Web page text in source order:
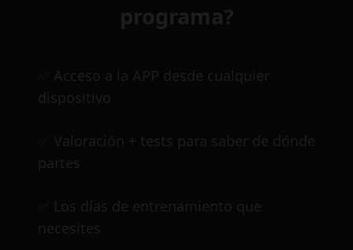
programa?
✅ Acceso a la APP desde cualquier
dispositivo
✅ Valoración + tests para saber de dónde
partes
✅ Los días de entrenamiento que
necesites